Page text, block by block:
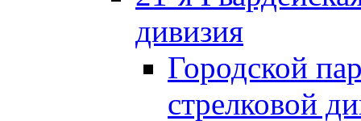
дивизия
Городской
стрелковой